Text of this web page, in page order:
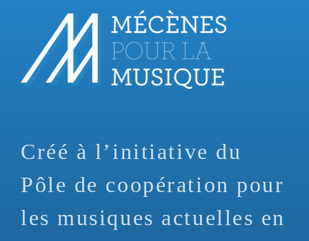
principal
Créé à l’initiative du
Pôle de coopération pour
les musiques actuelles en